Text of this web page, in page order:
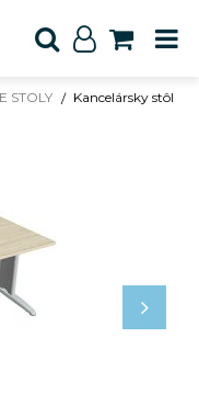
STOLY
Kancelársky stôl